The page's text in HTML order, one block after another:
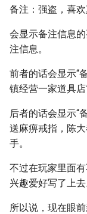
备注：强盗，喜
会显示备注信息
注信息。
前者的话会显示“
镇经营一家道具店
后者的话会显示“
送麻痹戒指，陈
手。
不过在玩家里面
兴趣爱好写了上去
所以说，现在眼